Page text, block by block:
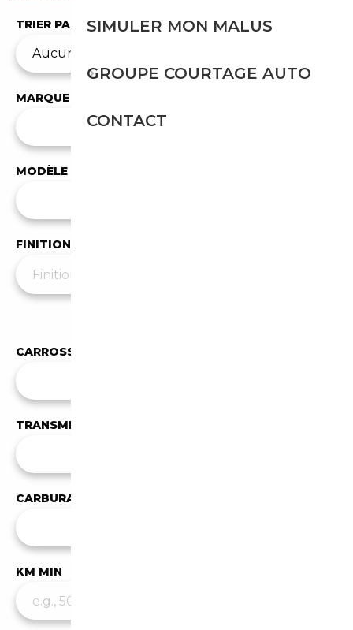
TRIER PAR
MARQUE
Alpina
MODÈLE
FINITION
CARROSSERIE
TRANSMISSION
CARBURANT
KM MIN
SIMULER MON MALUS
GROUPE COURTAGE AUTO
CONTACT